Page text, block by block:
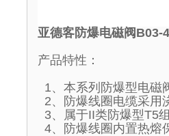
亚德客防爆电磁阀B03-
产品特性：
1、本系列防爆型电磁
2、防爆线圈电缆采用
3、属于II类防爆型T5
4、防爆线圈内置热熔